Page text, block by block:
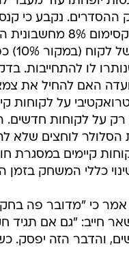
יכנס מפעיל חדש.
משתנים
סיימה כרגע את
את קנסות היציאה
הצעה של חבר
יופחתו עוד מעבר
ההסדרים. נקבע כי
יעמוד על מקסימום 8%
לו להתחייבות.
האם להחיל את
על לקוחות